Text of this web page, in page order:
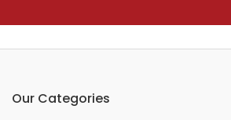
Our Categories